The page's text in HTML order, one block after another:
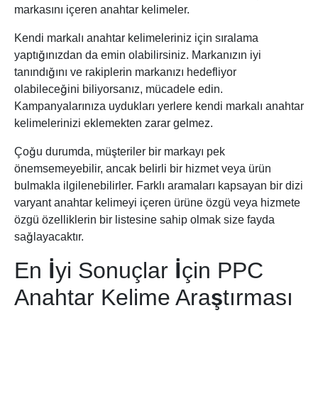
markasını içeren anahtar kelimeler.
Kendi markalı anahtar kelimeleriniz için sıralama
yaptığınızdan da emin olabilirsiniz. Markanızın iyi
tanındığını ve rakiplerin markanızı hedefliyor
olabileceğini biliyorsanız, mücadele edin.
Kampanyalarınıza uydukları yerlere kendi markalı anahtar
kelimelerinizi eklemekten zarar gelmez.
Çoğu durumda, müşteriler bir markayı pek
önemsemeyebilir, ancak belirli bir hizmet veya ürün
bulmakla ilgilenebilirler. Farklı aramaları kapsayan bir dizi
varyant anahtar kelimeyi içeren ürüne özgü veya hizmete
özgü özelliklerin bir listesine sahip olmak size fayda
sağlayacaktır.
En İyi Sonuçlar İçin PPC
Anahtar Kelime Araştırması